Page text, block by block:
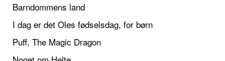
Barndommens land
I dag er det Oles fødselsdag, for børn
Puff, The Magic Dragon